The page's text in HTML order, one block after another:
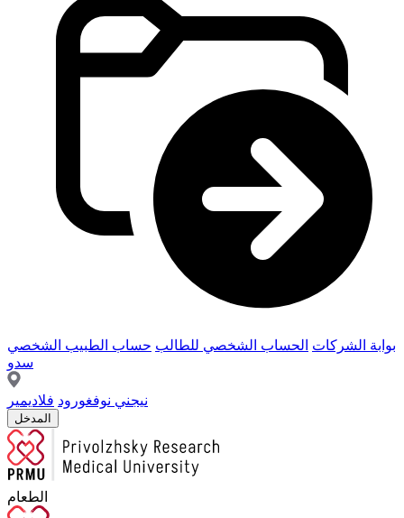
بوابة الشركات الحساب الشخصي للطالب حساب الطبيب الشخصي
سدو
نيجني نوفغورود فلاديمير
المدخل
الطعام